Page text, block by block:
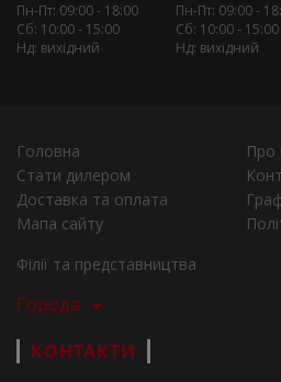
Пн-Пт: 09:00 - 18:00
Сб: 10:00 - 15:00
Нд: вихідний
Пн-Пт: 09:00 -
Сб: 10:00 - 15:00
Нд: вихідний
Головна
Про
Стати дилером
Доставка та оплата
Мапа сайту
Філії та представництва
Города
КОНТАКТИ